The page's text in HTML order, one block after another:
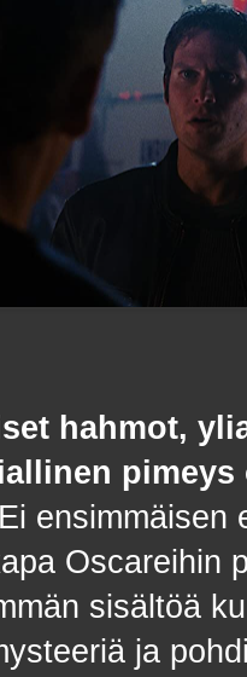
hahmot,
pimeys
Ei ensimmäisen
Oscareihin
sisältöä
ja